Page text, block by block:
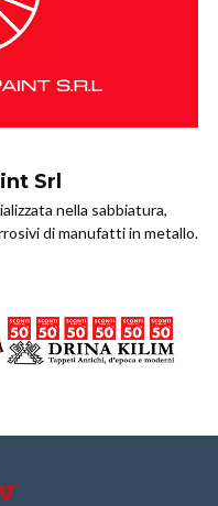
Srl
nella sabbiatura,
di manufatti in metallo.